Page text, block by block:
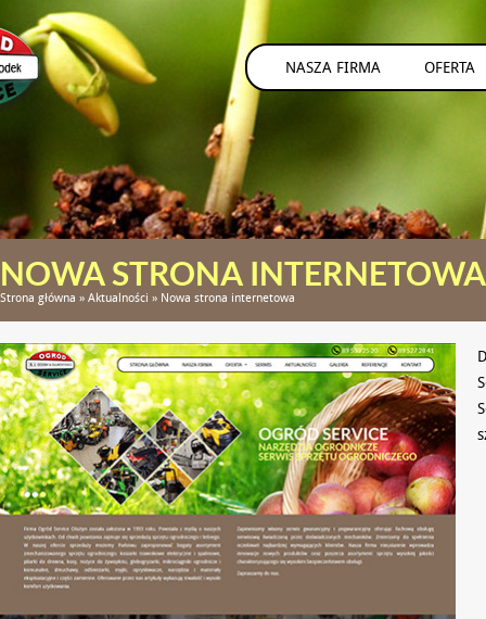
NASZA FIRMA OFERTA
NOWA STRONA INTERNETOWA
Strona główna » Aktualności » Nowa strona internetowa